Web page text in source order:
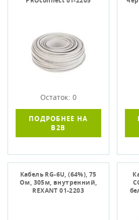
Остаток: 0
ПОДРОБНЕЕ НА
B2B
Кабель RG-6U, (64%), 75
Ом, 305м, внутренний,
REXANT 01-2203